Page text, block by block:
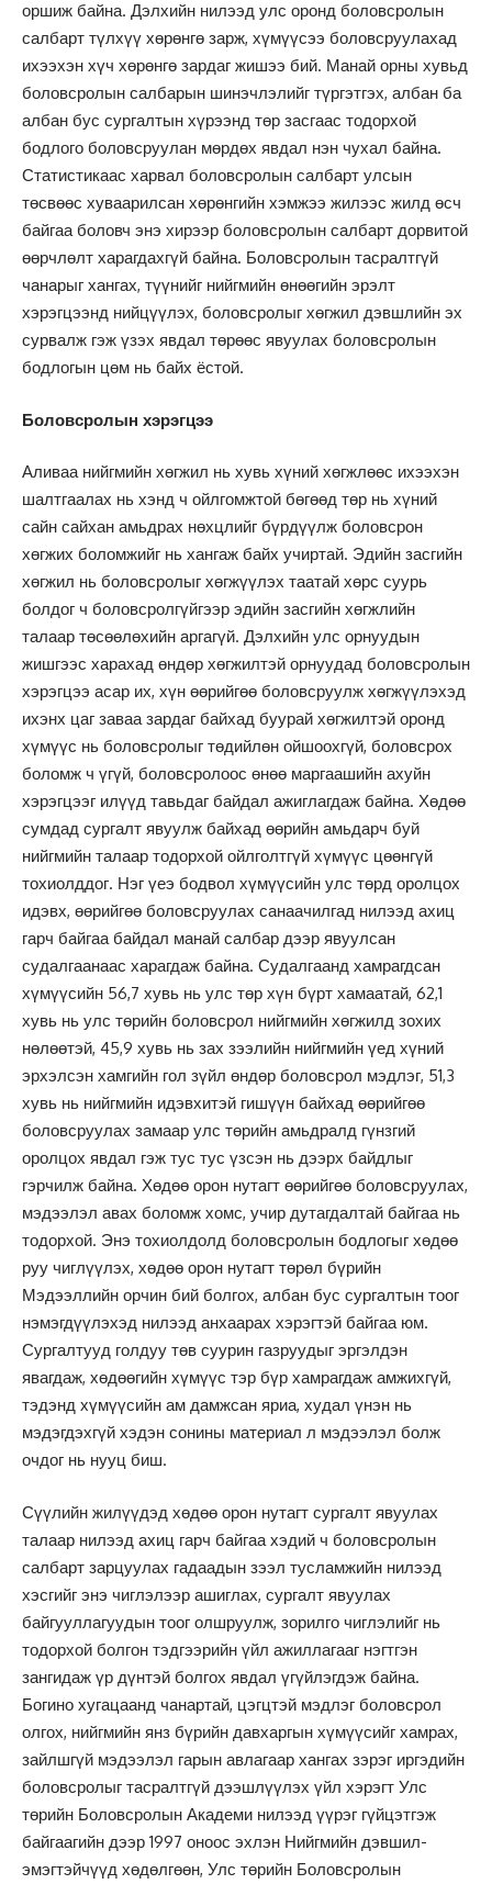
оршиж байна. Дэлхийн нилээд улс оронд боловсролын
салбарт түлхүү хөрөнгө зарж, хүмүүсээ боловсруулахад
ихээхэн хүч хөрөнгө зардаг жишээ бий. Манай орны хувьд
боловсролын салбарын шинэчлэлийг түргэтгэх, албан ба
албан бус сургалтын хүрээнд төр засгаас тодорхой
бодлого боловсруулан мөрдөх явдал нэн чухал байна.
Статистикаас харвал боловсролын салбарт улсын
төсвөөс хуваарилсан хөрөнгийн хэмжээ жилээс жилд өсч
байгаа боловч энэ хирээр боловсролын салбарт дорвитой
өөрчлөлт харагдахгүй байна. Боловсролын тасралтгүй
чанарыг хангах, түүнийг нийгмийн өнөөгийн эрэлт
хэрэгцээнд нийцүүлэх, боловсролыг хөгжил дэвшлийн эх
сурвалж гэж үзэх явдал төрөөс явуулах боловсролын
бодлогын цөм нь байх ёстой.
Боловсролын хэрэгцээ
Аливаа нийгмийн хөгжил нь хувь хүний хөгжлөөс ихээхэн
шалтгаалах нь хэнд ч ойлгомжтой бөгөөд төр нь хүний
сайн сайхан амьдрах нөхцлийг бүрдүүлж боловсрон
хөгжих боломжийг нь хангаж байх учиртай. Эдийн засгийн
хөгжил нь боловсролыг хөгжүүлэх таатай хөрс суурь
болдог ч боловсролгүйгээр эдийн засгийн хөгжлийн
талаар төсөөлөхийн аргагүй. Дэлхийн улс орнуудын
жишгээс харахад өндөр хөгжилтэй орнуудад боловсролын
хэрэгцээ асар их, хүн өөрийгөө боловсруулж хөгжүүлэхэд
ихэнх цаг заваа зардаг байхад буурай хөгжилтэй оронд
хүмүүс нь боловсролыг төдийлөн ойшоохгүй, боловсрох
боломж ч үгүй, боловсролоос өнөө маргаашийн ахуйн
хэрэгцээг илүүд тавьдаг байдал ажиглагдаж байна. Хөдөө
сумдад сургалт явуулж байхад өөрийн амьдарч буй
нийгмийн талаар тодорхой ойлголтгүй хүмүүс цөөнгүй
тохиолддог. Нэг үеэ бодвол хүмүүсийн улс төрд оролцох
идэвх, өөрийгөө боловсруулах санаачилгад нилээд ахиц
гарч байгаа байдал манай салбар дээр явуулсан
судалгаанаас харагдаж байна. Судалгаанд хамрагдсан
хүмүүсийн 56,7 хувь нь улс төр хүн бүрт хамаатай, 62,1
хувь нь улс төрийн боловсрол нийгмийн хөгжилд зохих
нөлөөтэй, 45,9 хувь нь зах зээлийн нийгмийн үед хүний
эрхэлсэн хамгийн гол зүйл өндөр боловсрол мэдлэг, 51,3
хувь нь нийгмийн идэвхитэй гишүүн байхад өөрийгөө
боловсруулах замаар улс төрийн амьдралд гүнзгий
оролцох явдал гэж тус тус үзсэн нь дээрх байдлыг
гэрчилж байна. Хөдөө орон нутагт өөрийгөө боловсруулах,
мэдээлэл авах боломж хомс, учир дутагдалтай байгаа нь
тодорхой. Энэ тохиолдолд боловсролын бодлогыг хөдөө
руу чиглүүлэх, хөдөө орон нутагт төрөл бүрийн
Мэдээллийн орчин бий болгох, албан бус сургалтын тоог
нэмэгдүүлэхэд нилээд анхаарах хэрэгтэй байгаа юм.
Сургалтууд голдуу төв суурин газруудыг эргэлдэн
явагдаж, хөдөөгийн хүмүүс тэр бүр хамрагдаж амжихгүй,
тэдэнд хүмүүсийн ам дамжсан яриа, худал үнэн нь
мэдэгдэхгүй хэдэн сонины материал л мэдээлэл болж
очдог нь нууц биш.
Сүүлийн жилүүдэд хөдөө орон нутагт сургалт явуулах
талаар нилээд ахиц гарч байгаа хэдий ч боловсролын
салбарт зарцуулах гадаадын зээл тусламжийн нилээд
хэсгийг энэ чиглэлээр ашиглах, сургалт явуулах
байгууллагуудын тоог олшруулж, зорилго чиглэлийг нь
тодорхой болгон тэдгээрийн үйл ажиллагааг нэгтгэн
зангидаж үр дүнтэй болгох явдал үгүйлэгдэж байна.
Богино хугацаанд чанартай, цэгцтэй мэдлэг боловсрол
олгох, нийгмийн янз бүрийн давхаргын хүмүүсийг хамрах,
зайлшгүй мэдээлэл гарын авлагаар хангах зэрэг иргэдийн
боловсролыг тасралтгүй дээшлүүлэх үйл хэрэгт Улс
төрийн Боловсролын Академи нилээд үүрэг гүйцэтгэж
байгаагийн дээр 1997 оноос эхлэн Нийгмийн дэвшил-
эмэгтэйчүүд хөдөлгөөн, Улс төрийн Боловсролын